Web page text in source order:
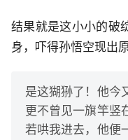
结果就是这小小的破
身，吓得孙悟空现出
是这猢狲了！他今
更不曾见一旗竿竖
若哄我进去，他便